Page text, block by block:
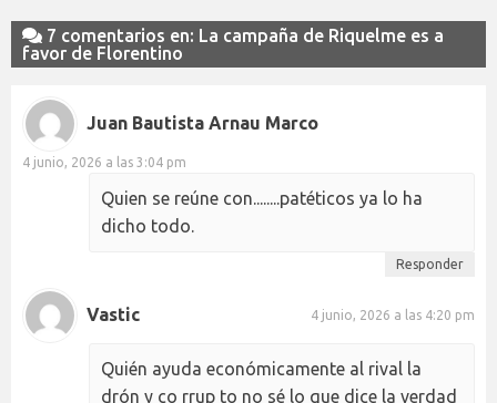
7 comentarios en: La campaña de Riquelme es a
favor de Florentino
Juan Bautista Arnau Marco
4 junio, 2026 a las 3:04 pm
Quien se reúne con........patéticos ya lo ha
dicho todo.
Responder
Vastic 4 junio, 2026 a las 4:20 pm
Quién ayuda económicamente al rival la
drón y co rrup to no sé lo que dice la verdad